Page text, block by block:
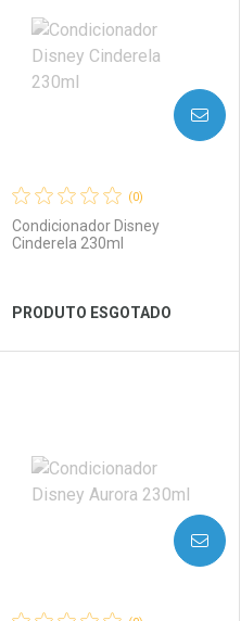
Laboratório
Ver Desconto Convênio
Por Menos
(0)
Condicionador Disney
Cinderela 230ml
PRODUTO ESGOTADO
AVISE-ME
AVISE-ME